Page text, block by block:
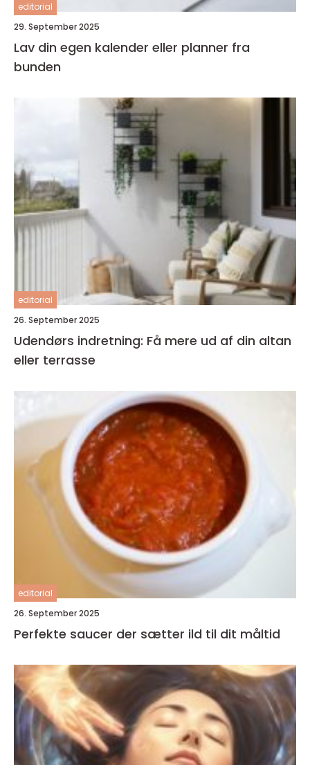
editorial
29. September 2025
Lav din egen kalender eller planner fra
bunden
editorial
26. September 2025
Udendørs indretning: Få mere ud af din altan
eller terrasse
editorial
26. September 2025
Perfekte saucer der sætter ild til dit måltid